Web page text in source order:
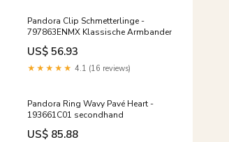
Pandora Clip Schmetterlinge -
797863ENMX Klassische Armbander
US$ 56.93
★★★★★ 4.1 (16 reviews)
Pandora Ring Wavy Pavé Heart -
193661C01 secondhand
US$ 85.88